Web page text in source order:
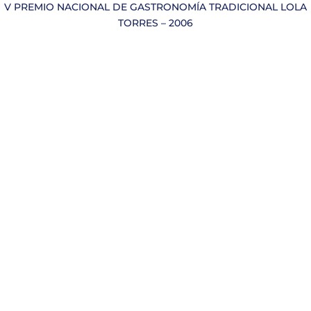
V PREMIO NACIONAL DE GASTRONOMÍA TRADICIONAL LOLA
TORRES – 2006